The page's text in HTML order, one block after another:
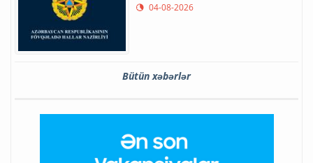
04-08-2026
Bütün xəbərlər